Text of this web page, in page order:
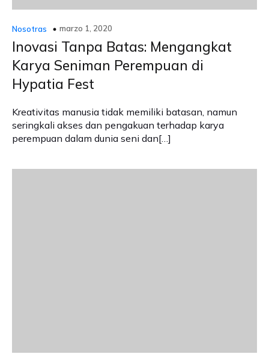
Nosotras marzo 1, 2020
Inovasi Tanpa Batas: Mengangkat
Karya Seniman Perempuan di
Hypatia Fest
Kreativitas manusia tidak memiliki batasan, namun
seringkali akses dan pengakuan terhadap karya
perempuan dalam dunia seni dan[…]